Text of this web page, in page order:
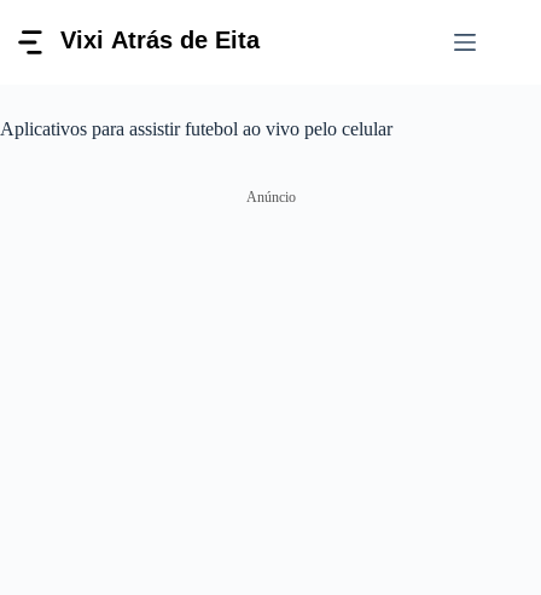
para
Aplicativos para assistir futebol ao vivo pelo celular
Anúncio